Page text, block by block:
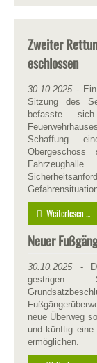
Zweiter
eschlossen
30.10.2025 -
Sitzung des
befasste
Schaffung
Weiterlesen ...
Neuer
30.10.2025 -
gestrigen
neue Überweg
und künftig eine
ermöglichen.